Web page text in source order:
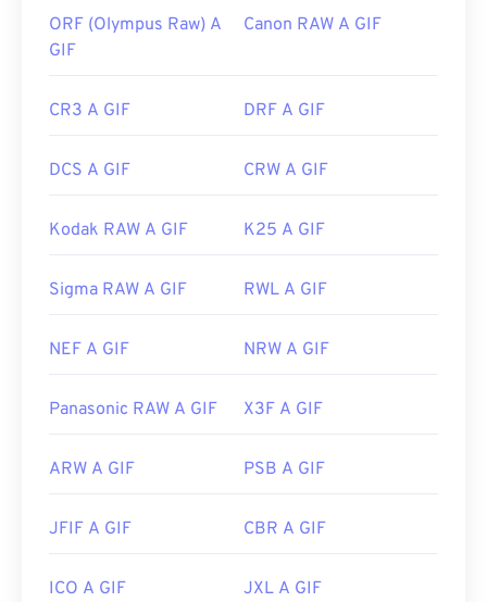
ORF (Olympus Raw) A
GIF
Canon RAW A GIF
CR3 A GIF DRF A GIF
DCS A GIF CRW A GIF
Kodak RAW A GIF K25 A GIF
Sigma RAW A GIF RWL A GIF
NEF A GIF NRW A GIF
Panasonic RAW A GIF X3F A GIF
ARW A GIF PSB A GIF
JFIF A GIF CBR A GIF
ICO A GIF JXL A GIF